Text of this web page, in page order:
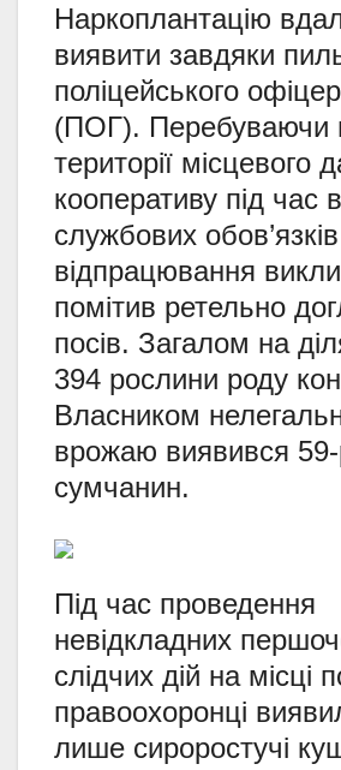
Наркоплантацію
виявити завдяки
поліцейського
(ПОГ). Перебуваючи
території місцевого
кооперативу під час
службових
відпрацювання
помітив ретельно
посів. Загалом на
394 рослини роду
Власником
врожаю виявився 59-
сумчанин.
Під час проведення
невідкладних
слідчих дій на місці
правоохоронці
лише сироростучі